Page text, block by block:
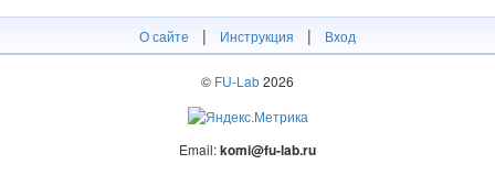
О сайте | Инструкция | Вход
© FU-Lab2026
Email:komi@fu-lab.ru